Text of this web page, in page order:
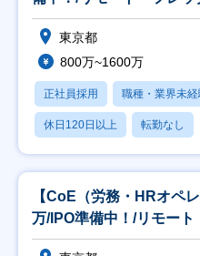
東京都
800万~1600万
正社員採用 職種・業界未
休日120日以上 転勤なし
【CoE（労務・HRオペ
万/IPO準備中！/リモート